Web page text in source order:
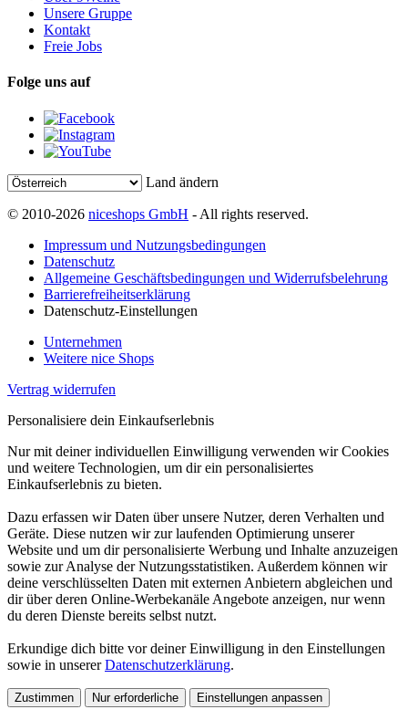
Unsere Gruppe
Kontakt
Freie Jobs
Folge uns auf
Land ändern
© 2010-2026 niceshops GmbH - All rights reserved.
Impressum und Nutzungsbedingungen
Datenschutz
Allgemeine Geschäftsbedingungen und Widerrufsbelehrung
Barrierefreiheitserklärung
Datenschutz-Einstellungen
Unternehmen
Weitere nice Shops
Vertrag widerrufen
Personalisiere dein Einkaufserlebnis
Nur mit deiner individuellen Einwilligung verwenden wir Cookies
und weitere Technologien, um dir ein personalisiertes
Einkaufserlebnis zu bieten.
Dazu erfassen wir Daten über unsere Nutzer, deren Verhalten und
Geräte. Diese nutzen wir zur laufenden Optimierung unserer
Website und um dir personalisierte Werbung und Inhalte anzuzeigen
sowie zur Analyse der Nutzungsstatistiken. Außerdem können wir
deine verschlüsselten Daten mit externen Anbietern abgleichen und
dir über deren Online-Werbekanäle Angebote anzeigen, nur wenn
du deren Dienste bereits selbst nutzt.
Erkundige dich bitte vor deiner Einwilligung in den Einstellungen
sowie in unsererDatenschutzerklärung.
Zustimmen Nur erforderliche Einstellungen anpassen